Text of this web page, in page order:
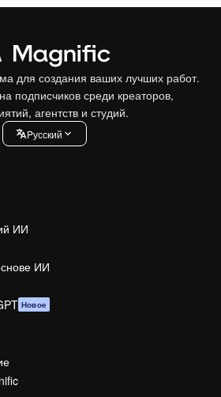
для создания ваших лучших работ.
подписчиков среди креаторов,
агентств и студий.
Pусский
ИИ
ИИ
Новое